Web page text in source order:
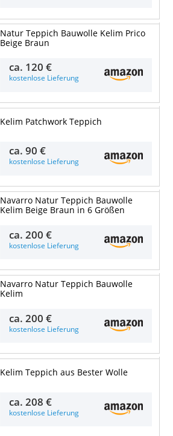
Natur Teppich Bauwolle Kelim Prico
Beige Braun
ca. 120 €
kostenlose Lieferung
Kelim Patchwork Teppich
ca.90 €
kostenlose Lieferung
Navarro Natur Teppich Bauwolle
Kelim Beige Braun in 6 Größen
ca.200 €
kostenlose Lieferung
Navarro Natur Teppich Bauwolle
Kelim
ca.200 €
kostenlose Lieferung
Kelim Teppich aus Bester Wolle
ca.208 €
kostenlose Lieferung